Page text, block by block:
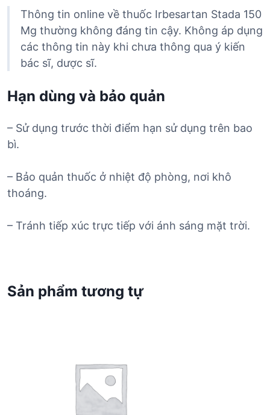
Thông tin online về thuốc Irbesartan Stada 150
Mg thường không đáng tin cậy. Không áp dụng
các thông tin này khi chưa thông qua ý kiến
bác sĩ, dược sĩ.
Hạn dùng và bảo quản
– Sử dụng trước thời điểm hạn sử dụng trên bao
bì.
– Bảo quản thuốc ở nhiệt độ phòng, nơi khô
thoáng.
– Tránh tiếp xúc trực tiếp với ánh sáng mặt trời.
Sản phẩm tương tự